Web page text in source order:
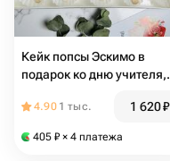
Кейк попсы Эскимо в
подарок ко дню учителя,
4.90 1 тыс. 1 620₽
405 ₽ × 4 платежа